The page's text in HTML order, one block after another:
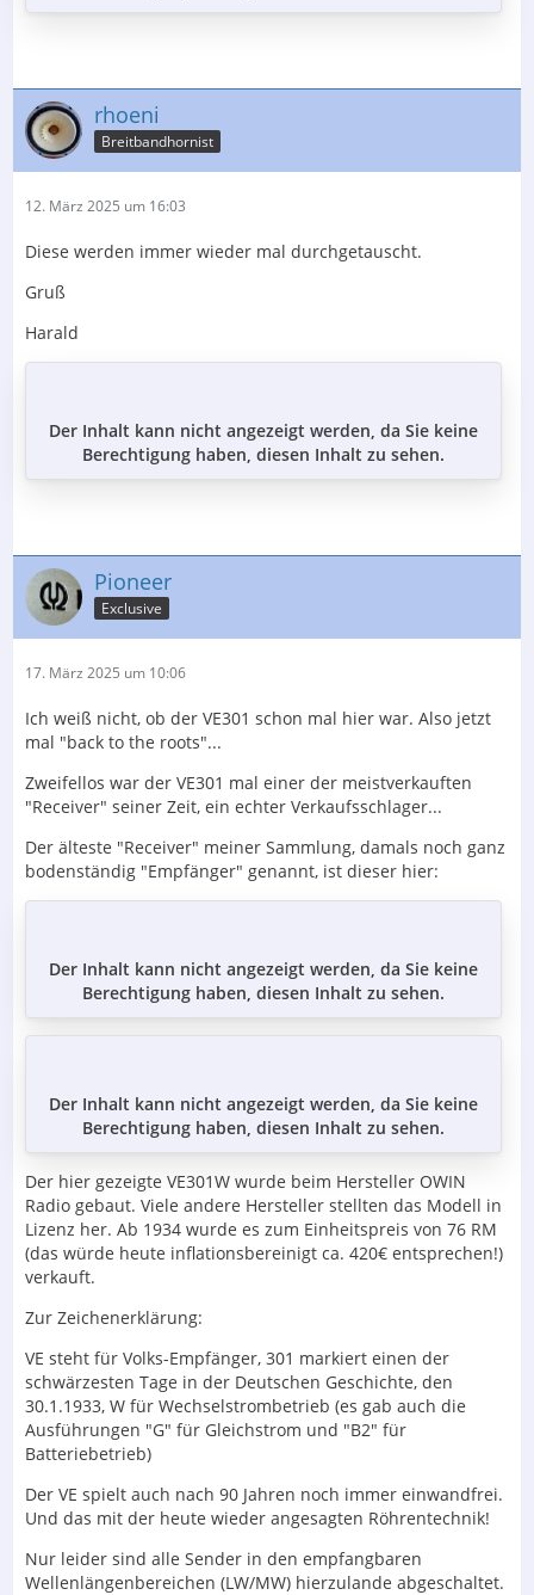
rhoeni
Breitbandhornist
12. März 2025 um 16:03
Diese werden immer wieder mal durchgetauscht.
Gruß
Harald
Der Inhalt kann nicht angezeigt werden, da Sie keine
Berechtigung haben, diesen Inhalt zu sehen.
Pioneer
Exclusive
17. März 2025 um 10:06
Ich weiß nicht, ob der VE301 schon mal hier war. Also jetzt
mal "back to the roots"...
Zweifellos war der VE301 mal einer der meistverkauften
"Receiver" seiner Zeit, ein echter Verkaufsschlager...
Der älteste "Receiver" meiner Sammlung, damals noch ganz
bodenständig "Empfänger" genannt, ist dieser hier:
Der Inhalt kann nicht angezeigt werden, da Sie keine
Berechtigung haben, diesen Inhalt zu sehen.
Der Inhalt kann nicht angezeigt werden, da Sie keine
Berechtigung haben, diesen Inhalt zu sehen.
Der hier gezeigte VE301W wurde beim Hersteller OWIN
Radio gebaut. Viele andere Hersteller stellten das Modell in
Lizenz her. Ab 1934 wurde es zum Einheitspreis von 76 RM
(das würde heute inflationsbereinigt ca. 420€ entsprechen!)
verkauft.
Zur Zeichenerklärung:
VE steht für Volks-Empfänger, 301 markiert einen der
schwärzesten Tage in der Deutschen Geschichte, den
30.1.1933, W für Wechselstrombetrieb (es gab auch die
Ausführungen "G" für Gleichstrom und "B2" für
Batteriebetrieb)
Der VE spielt auch nach 90 Jahren noch immer einwandfrei.
Und das mit der heute wieder angesagten Röhrentechnik!
Nur leider sind alle Sender in den empfangbaren
Wellenlängenbereichen (LW/MW) hierzulande abgeschaltet.